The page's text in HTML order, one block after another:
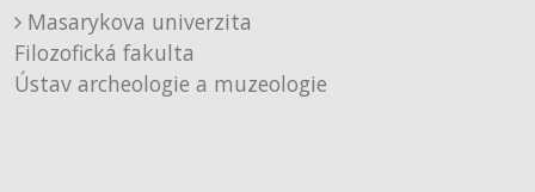
Masarykova univerzita
Filozofická fakulta
Ústav archeologie a muzeologie